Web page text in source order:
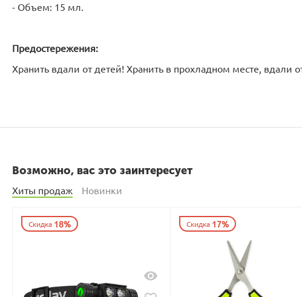
- Объем: 15 мл.
Предостережения:
Хранить вдали от детей! Хранить в прохладном месте, вдали
Возможно, вас это заинтересует
Хиты продаж Новинки
Скидка 18% Скидка 17%